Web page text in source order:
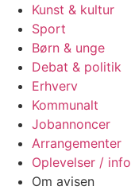
Kunst & kultur
Sport
Børn & unge
Debat & politik
Erhverv
Kommunalt
Jobannoncer
Arrangementer
Oplevelser / info
Om avisen